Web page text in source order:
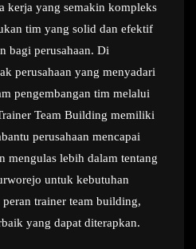
kerja yang semakin kompleks
tim yang solid dan efektif
bagi perusahaan. Di
perusahaan yang menyadari
pengembangan tim melalui
Team Building memiliki
perusahaan mencapai
lebih dalam tentang
untuk kebutuhan
trainer team building,
yang dapat diterapkan.